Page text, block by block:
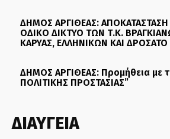
ΔΗΜΟΣ ΑΡΓΙΘΕΑΣ:
ΟΔΙΚΟ ΔΙΚΤΥΟ ΤΩΝ Τ.Κ.
ΚΑΡΥΑΣ, ΕΛΛΗΝΙΚΩΝ ΚΑΙ ΔΡΟΣΑΤΟ
ΔΗΜΟΣ ΑΡΓΙΘΕΑΣ: Προμήθεια με
ΠΟΛΙΤΙΚΗΣ ΠΡΟΣΤΑΣΙΑΣ”
ΔΙΑΥΓΕΙΑ